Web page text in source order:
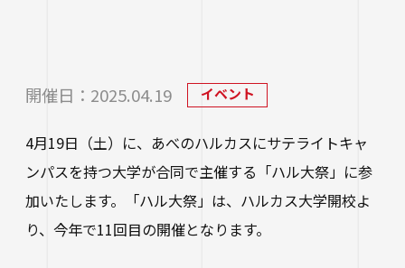
大学学章・ロゴ・学歌・応援歌
情報公開
四天王寺大学の取り組み
経営学部
看護学部
学費
学生支援
キャリアセンター
教職教育推進センター
講座案内・行事予定
学び
図書館
数理・データサイエンス・AI教育プログラム
国際交流
グローバル教育センター（ランゲージプラザi
-Talk）
関連サイト
学校法人四天王寺学園
受験生の方
在学生の方
開催日：2025.04.19 イベント
4月19日（土）に、あべのハルカスにサテライトキャ
ンパスを持つ大学が合同で主催する「ハル大祭」に参
加いたします。「ハル大祭」は、ハルカス大学開校よ
り、今年で11回目の開催となります。